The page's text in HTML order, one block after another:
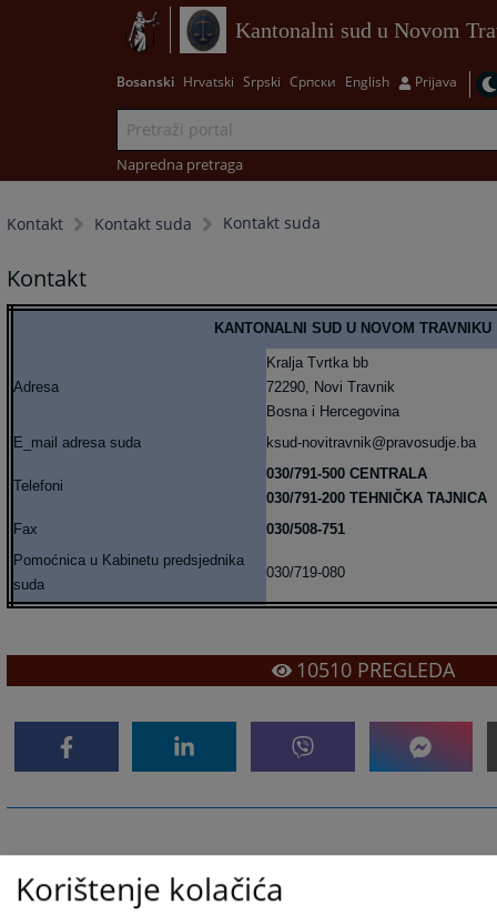
Kantonalni sud u Novom
Bosanski Hrvatski Srpski Српски English Prijava
Napredna pretraga
Kontakt Kontakt suda Kontakt suda
Kontakt
KANTONALNI SUD U NOVOM TRAVNIKU
Adresa
Kralja Tvrtka bb
72290, Novi Travnik
Bosna i Hercegovina
E_mail adresa suda
ksud-novitravnik@pravosudje.ba
Telefoni
030/791-500 CENTRALA
030/791-200 TEHNIČKA TAJNICA
Fax
030/508-751
Pomoćnica u Kabinetu predsjednika
suda
030/719-080
10510PREGLEDA
Korištenje kolačića